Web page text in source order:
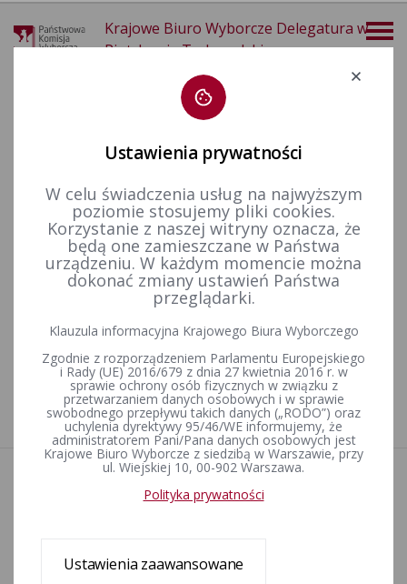
Krajowe Biuro Wyborcze Delegatura w
Piotrkowie Trybunalskim
Wybory do Parlamentu Europejskiego Wybory do Parlamentu Europejskiego w 2009&nbsp;r.
Wybory do Parlamentu Europejskiego - rok 2009
1
Wydarzenia
Uchwały
Ustawienia prywatności
W celu świadczenia usług na najwyższym
poziomie stosujemy pliki cookies.
Korzystanie z naszej witryny oznacza, że
będą one zamieszczane w Państwa
urządzeniu. W każdym momencie można
dokonać zmiany ustawień Państwa
przeglądarki.
Klauzula informacyjna Krajowego Biura Wyborczego
Zgodnie z rozporządzeniem Parlamentu Europejskiego
i Rady (UE) 2016/679 z dnia 27 kwietnia 2016 r. w
sprawie ochrony osób fizycznych w związku z
przetwarzaniem danych osobowych i w sprawie
swobodnego przepływu takich danych („RODO”) oraz
uchylenia dyrektywy 95/46/WE informujemy, że
administratorem Pani/Pana danych osobowych jest
Krajowe Biuro Wyborcze z siedzibą w Warszawie, przy
ul. Wiejskiej 10, 00-902 Warszawa.
Polityka prywatności
Ustawienia zaawansowane